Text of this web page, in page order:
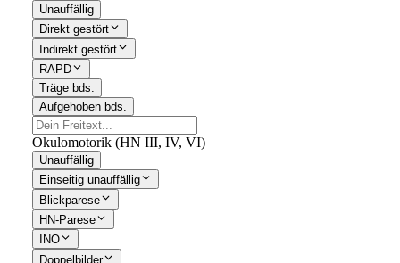
Unauffällig
Direkt gestört
Indirekt gestört
RAPD
Träge bds.
Aufgehoben bds.
Okulomotorik (HN III, IV, VI)
Unauffällig
Einseitig unauffällig
Blickparese
HN-Parese
INO
Doppelbilder